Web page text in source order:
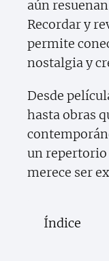
aún
Recordar y
permite
nostalgia y
Desde
hasta obras
un repertorio
merece ser
Índice